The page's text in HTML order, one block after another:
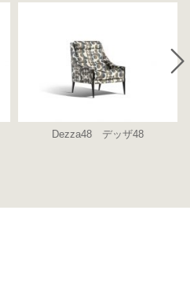
Dezza48 デッザ48